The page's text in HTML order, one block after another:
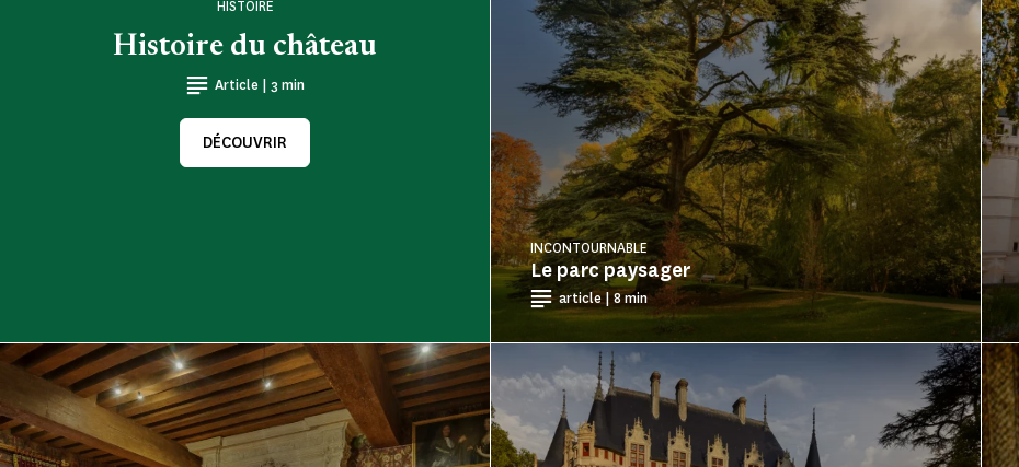
Histoire du château
HISTOIRE
Article | 3 min
DÉCOUVRIR
Le parc paysager
INCONTOURNABLE
article | 8 min